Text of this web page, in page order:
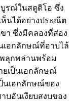
รณ์ในสตูดิโอ ซึ่ง
ห็นได้อย่างประณีต
า ซึ่งมีคลองที่ส่อง
เอกลักษณ์ที่อาบไล้
ลุกพล่านพร้อม
เป็นเอกลักษณ์
นเอกลักษณ์ของ
บอันเงียบสงบของ